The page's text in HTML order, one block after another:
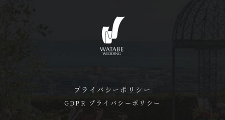
プライバシーポリシー
GDPR プライバシーポリシー